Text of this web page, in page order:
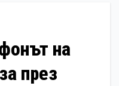
на
през